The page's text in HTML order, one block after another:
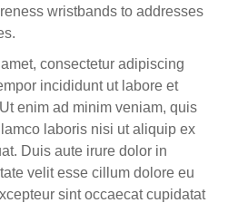
wristbands to addresses
consectetur adipiscing
incididunt ut labore et
enim ad minim veniam, quis
laboris nisi ut aliquip ex
Duis aute irure dolor in
velit esse cillum dolore eu
sint occaecat cupidatat